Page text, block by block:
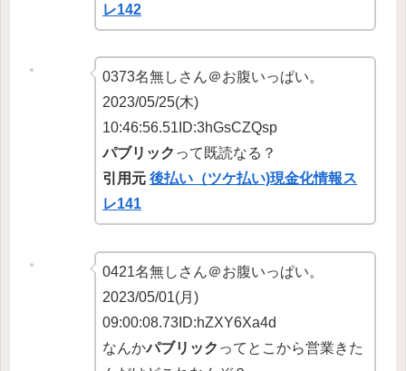
レ142
0373名無しさん＠お腹いっぱい。
2023/05/25(木)
10:46:56.51ID:3hGsCZQsp
パブリック って既読なる？
引用元後払い（ツケ払い)現金化情報ス
レ141
0421名無しさん＠お腹いっぱい。
2023/05/01(月)
09:00:08.73ID:hZXY6Xa4d
なんかパブリック ってとこから営業きた